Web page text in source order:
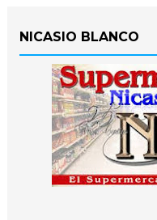
NICASIO BLANCO